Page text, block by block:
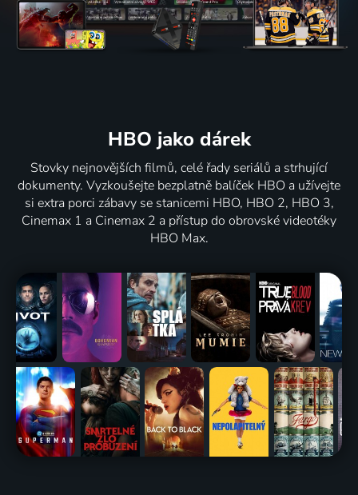
HBO jako dárek
Stovky nejnovějších filmů, celé řady seriálů a strhující
dokumenty. Vyzkoušejte bezplatně balíček HBO a užívejte
si extra porci zábavy se stanicemi HBO, HBO 2, HBO 3,
Cinemax 1 a Cinemax 2 a přístup do obrovské videotéky
HBO Max.